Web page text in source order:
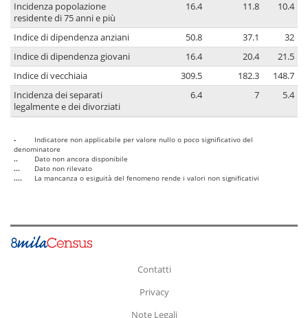
Incidenza popolazione
residente di 75 anni e più
16.4 11.8 10.4
Indice di dipendenza anziani 50.8 37.1
32
Indice di dipendenza giovani
16.4 20.4
21.5
Indice di vecchiaia
309.5 182.3
148.7
Incidenza dei separati
legalmente e dei divorziati
6.4 7 5.4
-
Indicatore non applicabile per valore nullo o poco significativo del
denominatore
..
Dato non ancora disponibile
...
Dato non rilevato
....
La mancanza o esiguità del fenomeno rende i valori non significativi
Contatti
Privacy
Note Legali